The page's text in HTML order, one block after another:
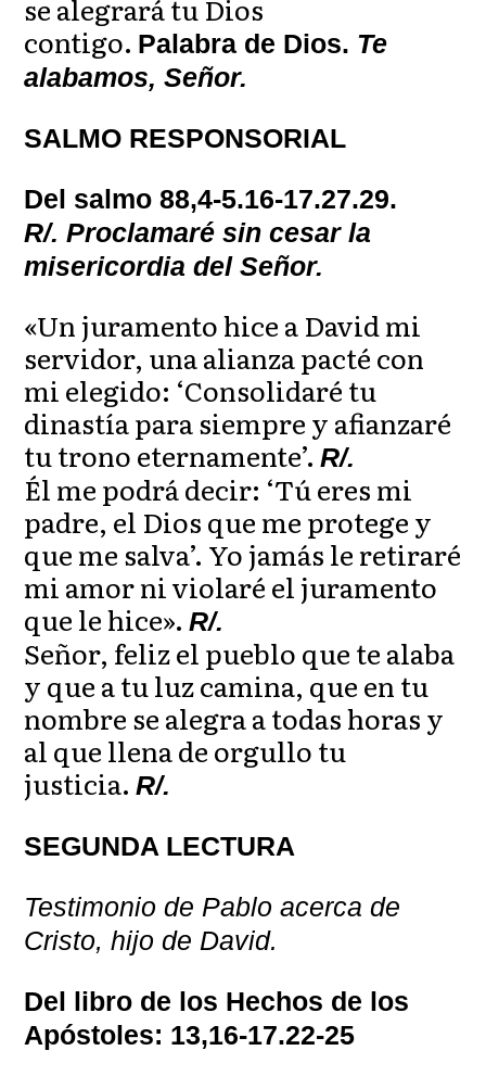
se alegrará tu Dios
contigo. Palabra de Dios. Te
alabamos, Señor.
SALMO RESPONSORIAL
Del salmo 88,4-5.16-17.27.29.
R/. Proclamaré sin cesar la
misericordia del Señor.
«Un juramento hice a David mi
servidor, una alianza pacté con
mi elegido: ‘Consolidaré tu
dinastía para siempre y afianzaré
tu trono eternamente’.R/.
Él me podrá decir: ‘Tú eres mi
padre, el Dios que me protege y
que me salva’. Yo jamás le retiraré
mi amor ni violaré el juramento
que le hice».R/.
Señor, feliz el pueblo que te alaba
y que a tu luz camina, que en tu
nombre se alegra a todas horas y
al que llena de orgullo tu
justicia.R/.
SEGUNDA LECTURA
Testimonio de Pablo acerca de
Cristo, hijo de David.
Del libro de los Hechos de los
Apóstoles: 13,16-17.22-25